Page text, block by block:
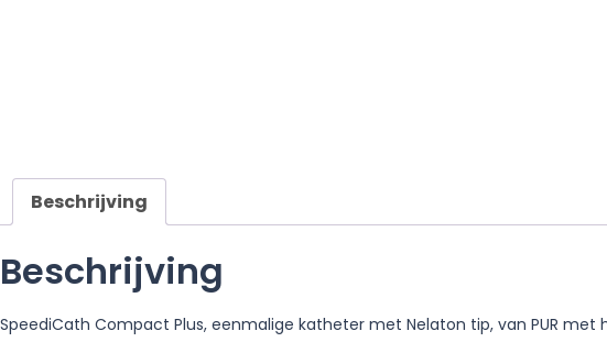
Beschrijving
Beschrijving
SpeediCath Compact Plus, eenmalige katheter met Nelaton tip, van PUR